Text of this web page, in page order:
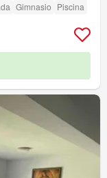
Gimnasio Piscina